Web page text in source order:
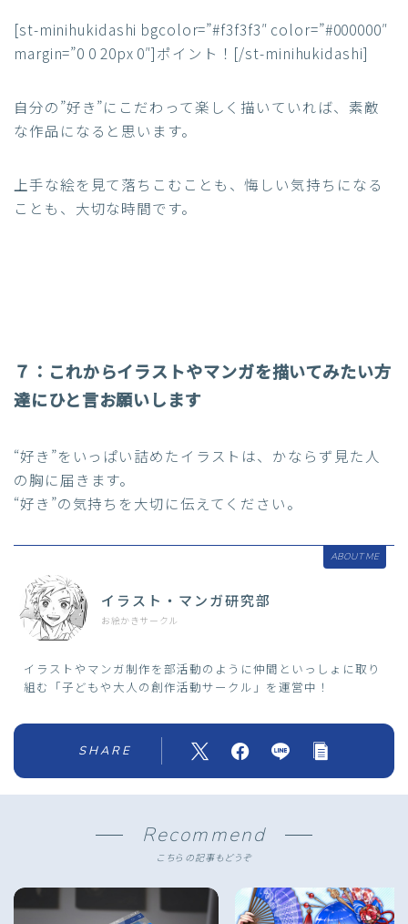
[st-minihukidashi bgcolor=”#f3f3f3″ color=”#000000″
margin=”0 0 20px 0″]ポイント！[/st-minihukidashi]
自分の”好き”にこだわって楽しく描いていれば、素敵
な作品になると思います。
上手な絵を見て落ちこむことも、悔しい気持ちになる
ことも、大切な時間です。
７： これからイラストやマンガを描いてみたい方
達にひと言お願いします
“好き”をいっぱい詰めたイラストは、かならず見た人
の胸に届きます。
“好き”の気持ちを大切に伝えてください。
ABOUT ME
イラスト・マンガ研究部
お絵かきサークル
イラストやマンガ制作を部活動のように仲間といっしょに取り
組む「子どもや大人の創作活動サークル」を運営中！
SHARE
Recommend
こちらの記事もどうぞ